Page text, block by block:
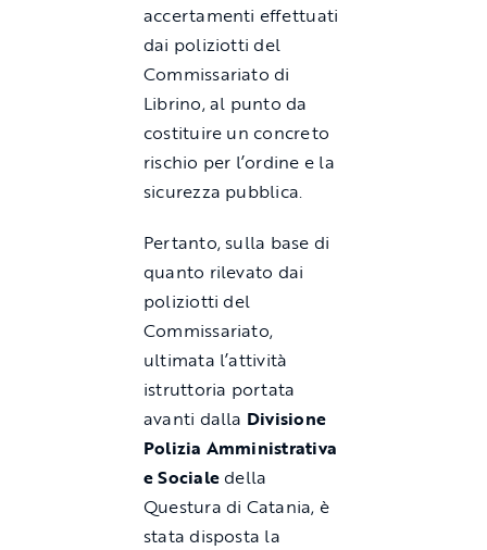
accertamenti effettuati
dai poliziotti del
Commissariato di
Librino, al punto da
costituire un concreto
rischio per l’ordine e la
sicurezza pubblica.
Pertanto, sulla base di
quanto rilevato dai
poliziotti del
Commissariato,
ultimata l’attività
istruttoria portata
avanti dalla Divisione
Polizia Amministrativa
e Sociale della
Questura di Catania, è
stata disposta la